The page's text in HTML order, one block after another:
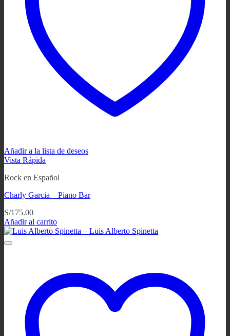
Añadir a la lista de deseos
Vista Rápida
Rock en Español
Charly Garcia ‎– Piano Bar
S/175.00
Añadir al carrito